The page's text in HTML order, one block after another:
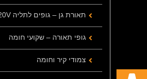
תאורת גן – גופים לתליה 220V
גופי תאורה – שקועי חומה
צמודי קיר וחומה